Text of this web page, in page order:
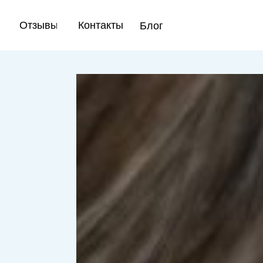
Контакты
Врачи Отзывы
Контакты
Отзывы Блог